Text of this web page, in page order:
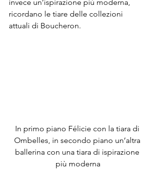
invece un’ispirazione più moderna,
ricordano le tiare delle collezioni
attuali di Boucheron.
In primo piano Félicie con la tiara di
Ombelles, in secondo piano un’altra
ballerina con una tiara di ispirazione
più moderna